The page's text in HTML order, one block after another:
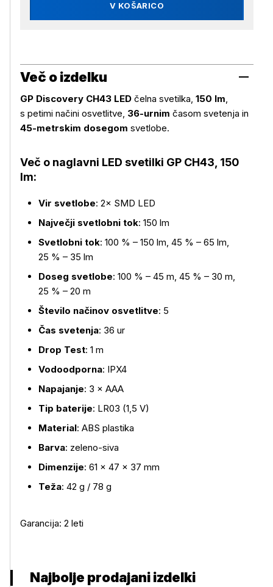
V KOŠARICO
Več o izdelku
Več o izdelku
GP Discovery CH43 LED čelna svetilka, 150 lm,
s petimi načini osvetlitve, 36-urnim časom svetenja in
45-metrskim dosegom svetlobe.
Več o naglavni LED svetilki GP CH43, 150
lm:
Vir svetlobe: 2× SMD LED
Največji svetlobni tok: 150 lm
Svetlobni tok: 100 % – 150 lm, 45 % – 65 lm,
25 % – 35 lm
Doseg svetlobe: 100 % – 45 m, 45 % – 30 m,
25 % – 20 m
Število načinov osvetlitve: 5
Čas svetenja: 36 ur
Drop Test: 1 m
Vodoodporna: IPX4
Napajanje: 3 × AAA
Tip baterije: LR03 (1,5 V)
Material: ABS plastika
Barva: zeleno-siva
Dimenzije: 61 × 47 × 37 mm
Teža: 42 g / 78 g
Garancija: 2 leti
Najbolje prodajani izdelki